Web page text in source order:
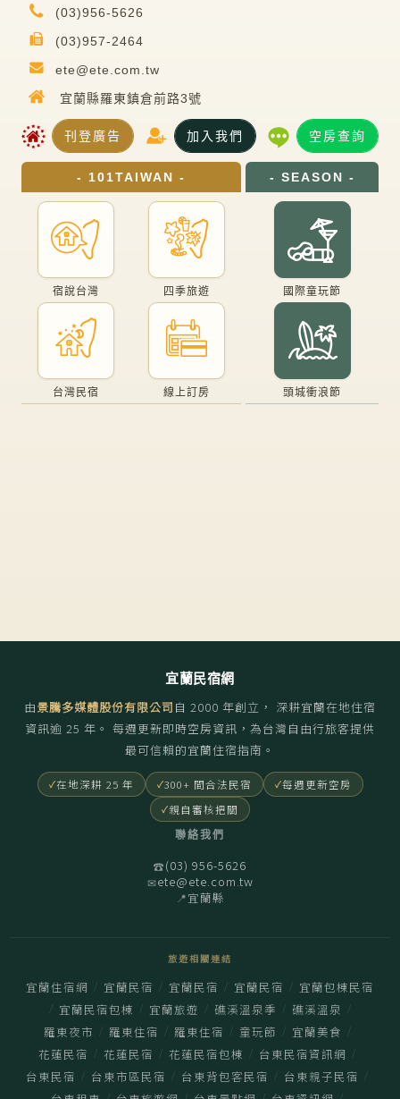
(03)956-5626
(03)957-2464
ete@ete.com.tw
宜蘭縣羅東鎮倉前路3號
刊登廣告 加入我們 空房查詢
- 101TAIWAN -
宿說台灣 四季旅遊
台灣民宿 線上訂房
- SEASON -
國際童玩節
頭城衝浪節
宜蘭民宿網
由景騰多媒體股份有限公司 自 2000 年創立， 深耕宜蘭在地住宿
資訊逾 25 年。 每週更新即時空房資訊，為台灣自由行旅客提供
最可信賴的宜蘭住宿指南。
在地深耕 25 年 300+ 間合法民宿
每週更新空房
親自審核把關
聯絡我們
☎(03) 956-5626
✉ete@ete.com.tw
📍宜蘭縣
旅遊相關連結
宜蘭住宿網 宜蘭民宿 宜蘭民宿 宜蘭民宿 宜蘭包棟民宿
宜蘭民宿包棟 宜蘭旅遊 礁溪溫泉季 礁溪溫泉
羅東夜市 羅東住宿 羅東住宿 童玩節 宜蘭美食
花蓮民宿 花蓮民宿 花蓮民宿包棟 台東民宿資訊網
台東民宿 台東市區民宿 台東背包客民宿 台東親子民宿